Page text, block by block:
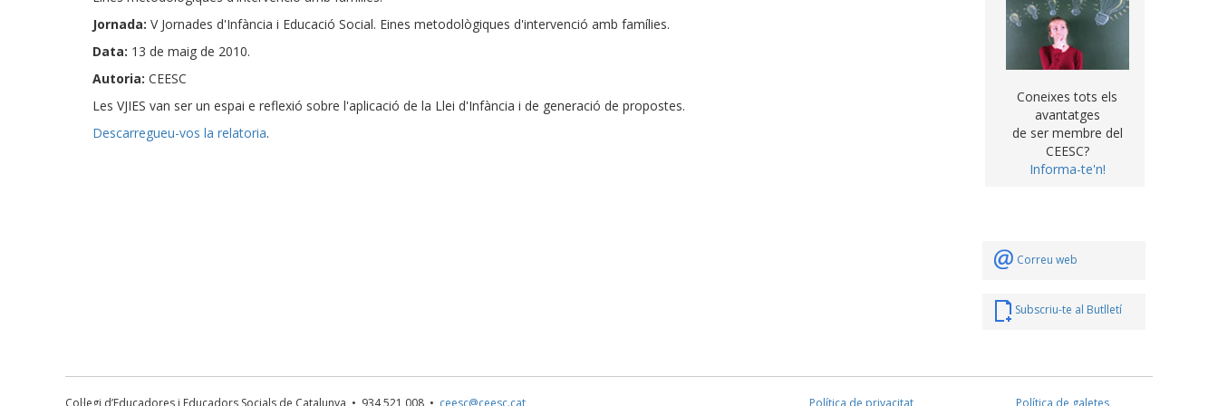
Jornada: V Jornades d'Infància i Educació Social. Eines metodològiques d'intervenció amb famílies.
Data: 13 de maig de 2010.
Autoria: CEESC
Les VJIES van ser un espai e reflexió sobre l'aplicació de la Llei d'Infància i de generació de propostes.
Descarregueu-vos la relatoria.
Coneixes tots els
avantatges
de ser membre del
CEESC?
Informa-te'n!
Correu web
Subscriu-te al Butlletí
Col·legi d’Educadores i Educadors Socials de Catalunya • 934 521 008 • ceesc@ceesc.cat Política de privacitat Política de galetes